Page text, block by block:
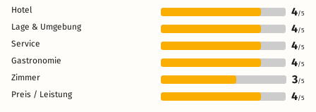
Hotel 4/5
Lage & Umgebung 4/5
Service 4/5
Gastronomie 4/5
Zimmer 3/5
Preis / Leistung 4/5